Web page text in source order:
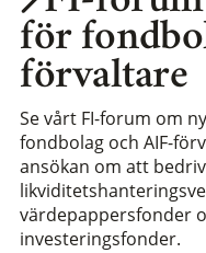
för
förvaltare
Se vårt FI-forum om
fondbolag och AIF-
ansökan om att
värdepappersfonder
investeringsfonder.